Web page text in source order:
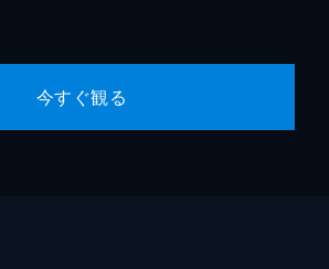
今すぐ観る